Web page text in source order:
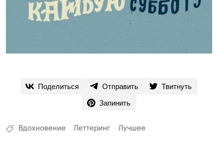
Поделиться Отправить
Твитнуть
Запинить
Вдохновение Леттеринг Лучшее